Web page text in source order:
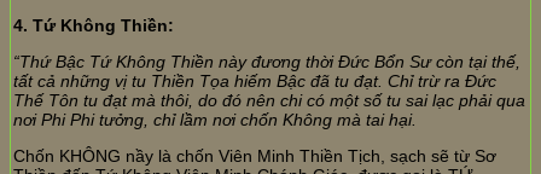
4. Tứ Không Thiền:
“Thứ Bậc Tứ Không Thiền này đương thời Đức Bổn Sư còn tại thế,
tất cả những vị tu Thiền Tọa hiếm Bậc đã tu đạt. Chỉ trừ ra Đức
Thế Tôn tu đạt mà thôi, do đó nên chi có một số tu sai lạc phải qua
nơi Phi Phi tưởng, chỉ lầm nơi chốn Không mà tai hại.
Chốn KHÔNG nầy là chốn Viên Minh Thiền Tịch, sạch sẽ từ Sơ